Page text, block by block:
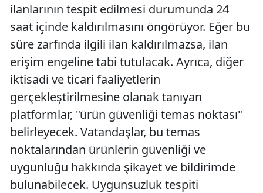
ilanlarının tespit edilmesi durumunda 24
saat içinde kaldırılmasını öngörüyor. Eğer bu
süre zarfında ilgili ilan kaldırılmazsa, ilan
erişim engeline tabi tutulacak. Ayrıca, diğer
iktisadi ve ticari faaliyetlerin
gerçekleştirilmesine olanak tanıyan
platformlar, "ürün güvenliği temas noktası"
belirleyecek. Vatandaşlar, bu temas
noktalarından ürünlerin güvenliği ve
uygunluğu hakkında şikayet ve bildirimde
bulunabilecek. Uygunsuzluk tespiti